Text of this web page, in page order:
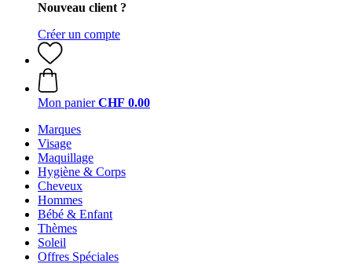
Nouveau client ?
Créer un compte
Mon panier CHF 0.00
Marques
Visage
Maquillage
Hygiène & Corps
Cheveux
Hommes
Bébé & Enfant
Thèmes
Soleil
Offres Spéciales